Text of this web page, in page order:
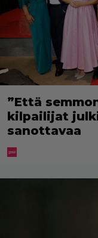
”Että
kilpailijat
sanottavaa